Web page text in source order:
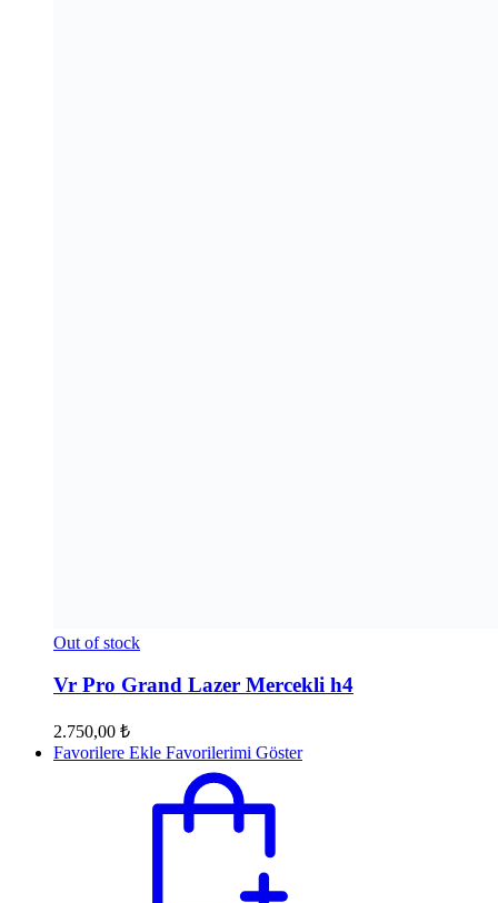
Out of stock
Vr Pro Grand Lazer Mercekli h4
2.750,00 ₺
Favorilere Ekle Favorilerimi Göster